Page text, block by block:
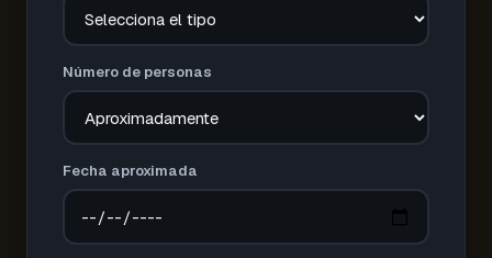
Número de personas
Fecha aproximada